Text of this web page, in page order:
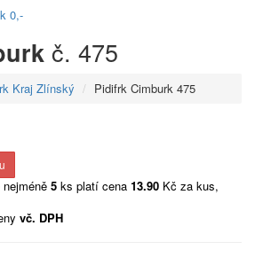
0,-
č. 475
Kraj Zlínský Pidifrk Cimburk 475
5 ks platí cena 13.90 Kč za kus,
vč. DPH